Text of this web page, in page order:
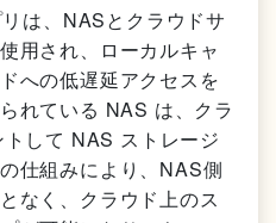
は、NASとクラウドサ
用され、ローカルキャ
への低遅延アクセスを
れている NAS は、クラ
して NAS ストレージ
仕組みにより、NAS側
なく、クラウド上のス